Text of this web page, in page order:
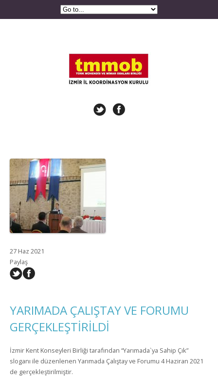
27 Haz 2021
Paylaş
YARIMADA ÇALIŞTAY VE FORUMU
GERÇEKLEŞTİRİLDİ
İzmir Kent Konseyleri Birliği tarafından “Yarımada`ya Sahip Çık”
sloganı ile düzenlenen Yarımada Çalıştay ve Forumu 4 Haziran 2021
de gerçekleştirilmiştir.